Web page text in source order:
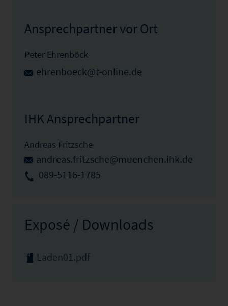
Ansprechpartner vor Ort
Peter Ehrenböck
ehrenboeck@t-online.de
IHK Ansprechpartner
Andreas Fritzsche
andreas.fritzsche@muenchen.ihk.de
089-5116-1785
Exposé / Downloads
Laden01.pdf